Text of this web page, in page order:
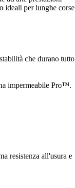
ideali per lunghe corse
che durano tutto
impermeabile Pro™.
resistenza all'usura e